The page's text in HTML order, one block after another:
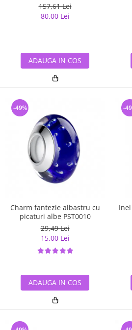
157,61 Lei
80,00 Lei
ADAUGA IN COS
Charm fantezie albastru cu
picaturi albe PST0010
29,49 Lei
15,00 Lei
-49%
ADAUGA IN COS
-